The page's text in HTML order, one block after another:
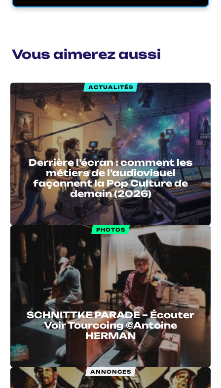
Vous aimerez aussi
ACTUALITÉS
Derrière l’écran : comment les
métiers de l’audiovisuel
façonnent la Pop Culture de
demain (2026)
PHOTOS
SCHNITTKE PARADE – Écouter
Voir Tourcoing ©Antoine
HERMAN
ANNONCES